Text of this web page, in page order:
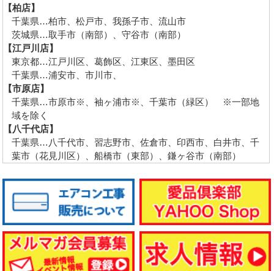
【柏店】
千葉県…柏市、松戸市、我孫子市、流山市
茨城県…取手市（南部）、守谷市（南部）
【江戸川店】
東京都…江戸川区、葛飾区、江東区、墨田区
千葉県…浦安市、市川市、
【市原店】
千葉県…市原市※、袖ヶ浦市※、千葉市（緑区） ※一部地
域を除く
【八千代店】
千葉県…八千代市、習志野市、佐倉市、印西市、白井市、千
葉市（花見川区）、船橋市（東部）、鎌ヶ谷市（南部）